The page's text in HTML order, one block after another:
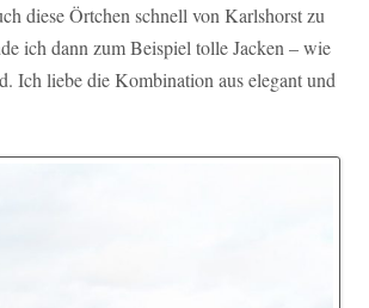
diese Örtchen schnell von Karlshorst zu
ich dann zum Beispiel tolle Jacken – wie
Ich liebe die Kombination aus elegant und